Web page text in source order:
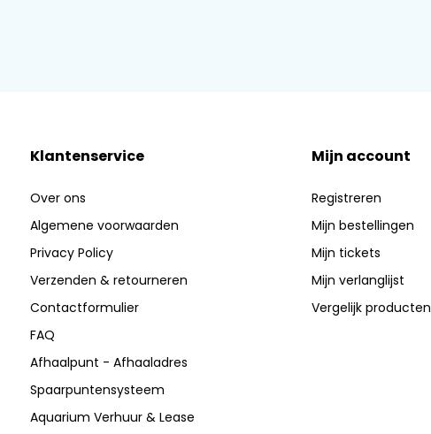
Klantenservice
Over ons
Algemene voorwaarden
Privacy Policy
Verzenden & retourneren
Contactformulier
FAQ
Afhaalpunt - Afhaaladres
Spaarpuntensysteem
Aquarium Verhuur & Lease
Mijn account
Registreren
Mijn bestellingen
Mijn tickets
Mijn verlanglijst
Vergelijk producten